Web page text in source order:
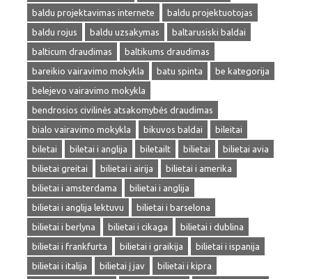
baldu projektavimas internete
baldu projektuotojas
baldu rojus
baldu uzsakymas
baltarusiski baldai
balticum draudimas
baltikums draudimas
bareikio vairavimo mokykla
batu spinta
be kategorija
belejevo vairavimo mokykla
bendrosios civilinės atsakomybės draudimas
bialo vairavimo mokykla
bikuvos baldai
bileitai
biletai
biletai i anglija biletailt bilietai
bilietai avia
bilietai greitai
bilietai i airija
bilietai i amerika
bilietai i amsterdama
bilietai i anglija
bilietai i anglija lektuvu
bilietai i barselona
bilietai i berlyna
bilietai i cikaga
bilietai i dublina
bilietai i frankfurta
bilietai i graikija
bilietai i ispanija
bilietai i italija
bilietai į jav
bilietai i kipra